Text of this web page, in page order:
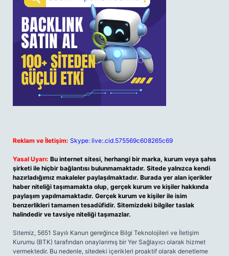
Reklam ve İletişim: Skype: live:.cid.575569c608265c69
Yasal Uyarı: Bu internet sitesi, herhangi bir marka, kurum veya şahıs
şirketi ile hiçbir bağlantısı bulunmamaktadır. Sitede yalnızca kendi
hazırladığımız makaleler paylaşılmaktadır. Burada yer alan içerikler
haber niteliği taşımamakta olup, gerçek kurum ve kişiler hakkında
paylaşım yapılmamaktadır. Gerçek kurum ve kişiler ile isim
benzerlikleri tamamen tesadüfidir. Sitemizdeki bilgiler taslak
halindedir ve tavsiye niteliği taşımazlar.
Sitemiz, 5651 Sayılı Kanun gereğince Bilgi Teknolojileri ve İletişim
Kurumu (BTK) tarafından onaylanmış bir Yer Sağlayıcı olarak hizmet
vermektedir. Bu nedenle, sitedeki içerikleri proaktif olarak denetleme